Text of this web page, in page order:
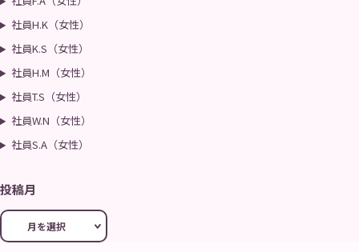
社員H.K（女性）
社員K.S（女性）
社員H.M（女性）
社員T.S（女性）
社員W.N（女性）
社員S.A（女性）
投稿月